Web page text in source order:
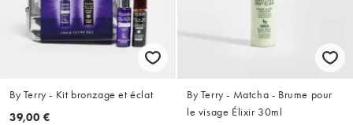
By Terry - Kit bronzage et éclat
39,00 €
By Terry - Matcha - Brume pour
le visage Élixir 30ml